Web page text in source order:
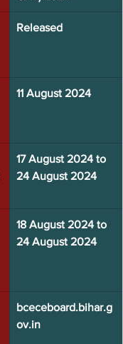
Released
11 August 2024
17 August 2024 to
24 August 2024
18 August 2024 to
24 August 2024
bceceboard.bihar.g
ov.in